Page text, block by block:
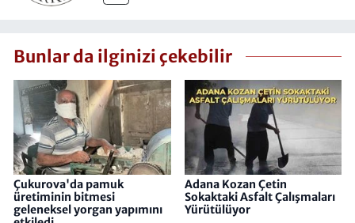
Bunlar da ilginizi çekebilir
Çukurova'da pamuk
üretiminin bitmesi
geleneksel yorgan yapımını
Adana Kozan Çetin
Sokaktaki Asfalt Çalışmaları
Yürütülüyor